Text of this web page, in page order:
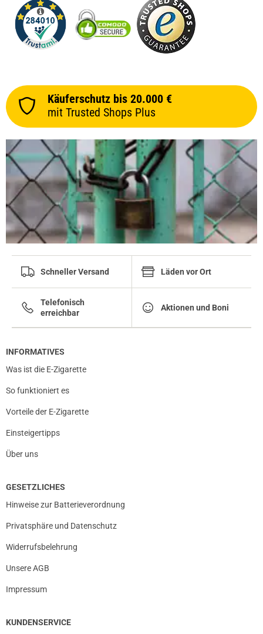
Käuferschutz bis 20.000 €
mit Trusted Shops Plus
Schneller Versand Läden vor Ort
Telefonisch
erreichbar
Aktionen und Boni
INFORMATIVES
Was ist die E-Zigarette
So funktioniert es
Vorteile der E-Zigarette
Einsteigertipps
Über uns
GESETZLICHES
Hinweise zur Batterieverordnung
Privatsphäre und Datenschutz
Widerrufsbelehrung
Unsere AGB
Impressum
KUNDENSERVICE